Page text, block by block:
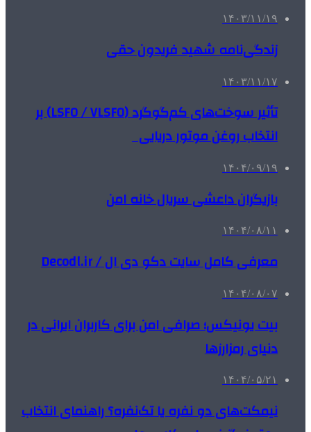
۱۴۰۳/۱۱/۱۹
زندگی‌نامه شهید فریدون حقی
۱۴۰۳/۱۱/۱۷
تأثیر سوخت‌های کم‌گوگرد (LSFO / VLSFO) بر
انتخاب روغن موتور دریایی
۱۴۰۴/۰۹/۱۹
بازیگران داعشی سریال خانه امن
۱۴۰۴/۰۸/۱۱
معرفی کامل سایت دکو دی ال / Decodl.ir
۱۴۰۴/۰۸/۰۷
بیت یونیکس؛ صرافی امن برای کاربران ایرانی در
دنیای رمزارزها
۱۴۰۴/۰۵/۲۱
نیمکت‌های دو نفره یا تک‌نفره؟ راهنمای انتخاب